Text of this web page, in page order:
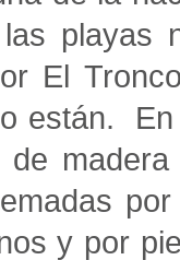
playas
El
están.
y por